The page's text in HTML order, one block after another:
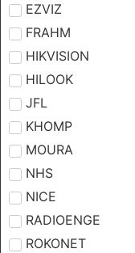
EZVIZ
FRAHM
HIKVISION
HILOOK
JFL
KHOMP
MOURA
NHS
NICE
RADIOENGE
ROKONET